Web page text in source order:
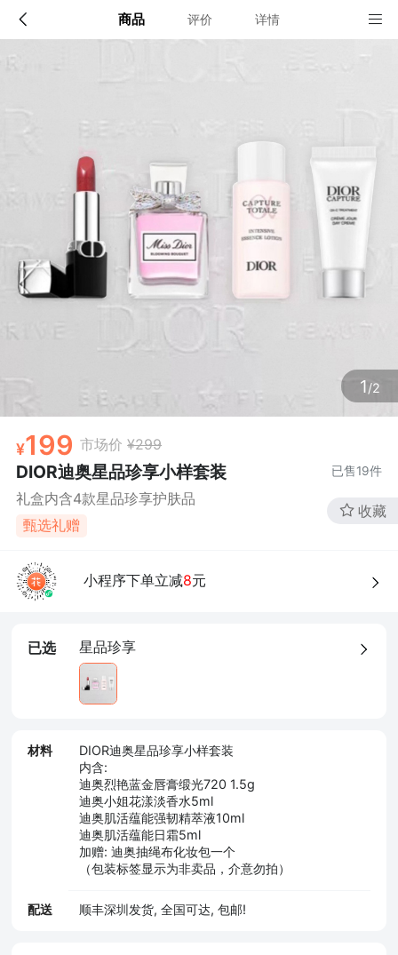
商品 评价 详情
1/2
199 市场价 ¥299
DIOR迪奥星品珍享小样套装 已售19件
礼盒内含4款星品珍享护肤品
甄选礼赠
收藏
小程序下单立减8元
已选 星品珍享
材料
DIOR迪奥星品珍享小样套装
内含:
迪奥烈艳蓝金唇膏缎光720 1.5g
迪奥小姐花漾淡香水5ml
迪奥肌活蕴能强韧精萃液10ml
迪奥肌活蕴能日霜5ml
加赠: 迪奥抽绳布化妆包一个
（包装标签显示为非卖品，介意勿拍）
配送 顺丰深圳发货, 全国可达, 包邮!
配送说明
店铺信息
确定